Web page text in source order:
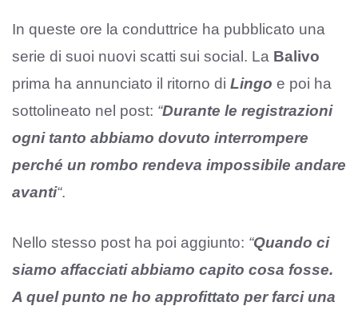
In queste ore la conduttrice ha pubblicato una
serie di suoi nuovi scatti sui social. La Balivo
prima ha annunciato il ritorno di Lingo e poi ha
sottolineato nel post: “Durante le registrazioni
ogni tanto abbiamo dovuto interrompere
perché un rombo rendeva impossibile andare
avanti“.
Nello stesso post ha poi aggiunto: “Quando ci
siamo affacciati abbiamo capito cosa fosse.
A quel punto ne ho approfittato per farci una